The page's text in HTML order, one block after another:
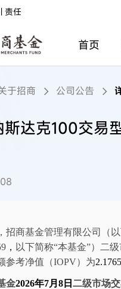
责任
首页
于招商 公司公告
斯达克100交易
招商基金管理有限公司 （
， 以下简称“本基金”）二
参考净值（IOPV）为2.1765
金2026年7月8 日二级市场